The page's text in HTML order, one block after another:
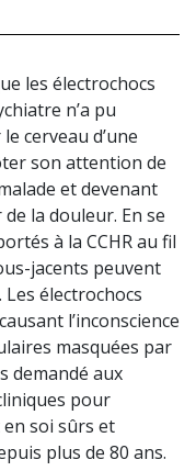
les électrochocs
n’a pu
cerveau d’une
son attention de
et devenant
la douleur. En se
à la CCHR au fil
jacents peuvent
électrochocs
l’inconscience
masquées par
demandé aux
pour
soi sûrs et
plus de 80 ans.